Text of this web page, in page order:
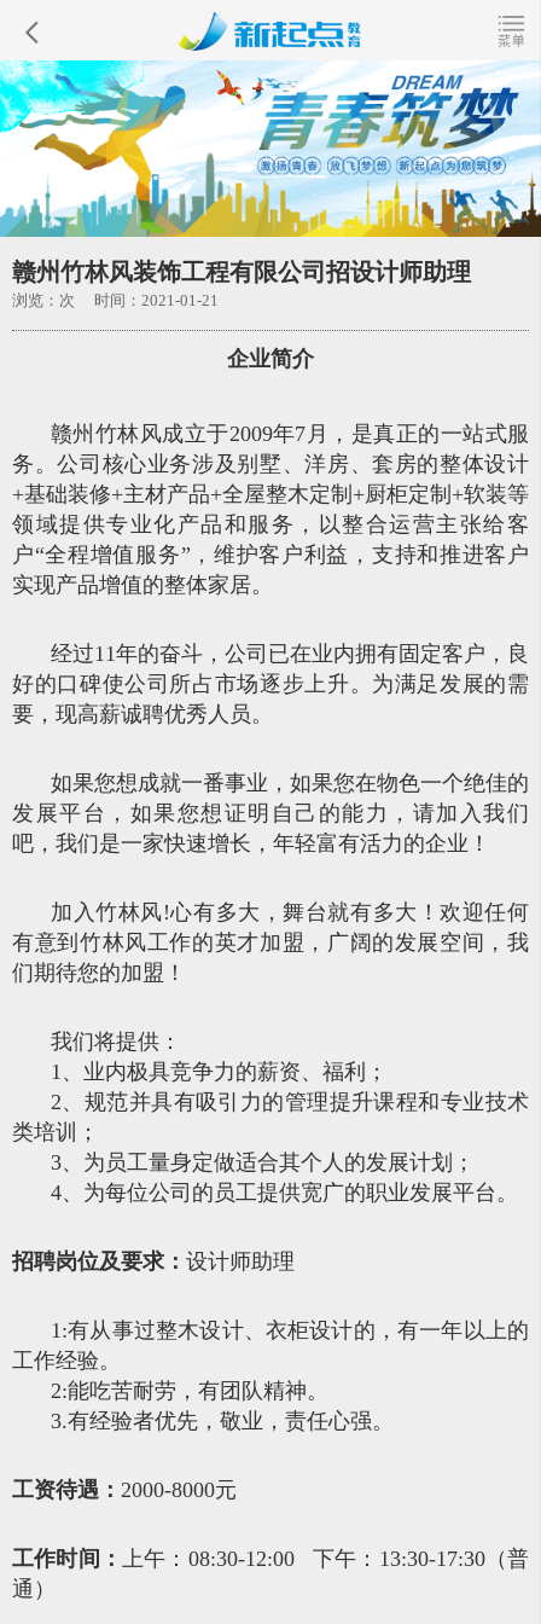
赣州竹林风装饰工程有限公司招设计师助理
浏览： 次 时间：2021-01-21
企业简介
赣州竹林风成立于2009年7月，是真正的一站式服
务。公司核心业务涉及别墅、洋房、套房的整体设计
+基础装修+主材产品+全屋整木定制+厨柜定制+软装等
领域提供专业化产品和服务，以整合运营主张给客
户“全程增值服务”，维护客户利益，支持和推进客户
实现产品增值的整体家居。
经过11年的奋斗，公司已在业内拥有固定客户，良
好的口碑使公司所占市场逐步上升。为满足发展的需
要，现高薪诚聘优秀人员。
如果您想成就一番事业，如果您在物色一个绝佳的
发展平台，如果您想证明自己的能力，请加入我们
吧，我们是一家快速增长，年轻富有活力的企业！
加入竹林风!心有多大，舞台就有多大！欢迎任何
有意到竹林风工作的英才加盟，广阔的发展空间，我
们期待您的加盟！
我们将提供：
1、业内极具竞争力的薪资、福利；
2、规范并具有吸引力的管理提升课程和专业技术
类培训；
3、为员工量身定做适合其个人的发展计划；
4、为每位公司的员工提供宽广的职业发展平台。
招聘岗位及要求： 设计师助理
1:有从事过整木设计、衣柜设计的，有一年以上的
工作经验。
2:能吃苦耐劳，有团队精神。
3.有经验者优先，敬业，责任心强。
工资待遇： 2000-8000元
工作时间：
上午：08:30-12:00 下午：13:30-17:30（普
通）